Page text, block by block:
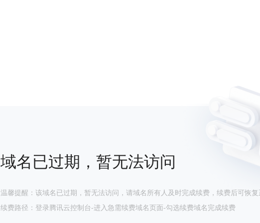
域名已过期，暂无法访问
温馨提醒：该域名已过期，暂无法访问，请域名所有人及时完成续费，续费后可恢复
续费路径：登录腾讯云控制台-进入急需续费域名页面-勾选续费域名完成续费